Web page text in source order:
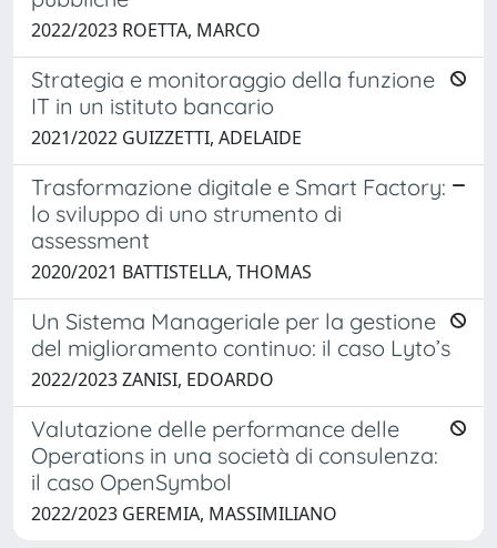
2022/2023 ROETTA, MARCO
Strategia e monitoraggio della funzione
IT in un istituto bancario
2021/2022 GUIZZETTI, ADELAIDE
Trasformazione digitale e Smart Factory:
lo sviluppo di uno strumento di
assessment
2020/2021 BATTISTELLA, THOMAS
Un Sistema Manageriale per la gestione
del miglioramento continuo: il caso Lyto’s
2022/2023 ZANISI, EDOARDO
Valutazione delle performance delle
Operations in una società di consulenza:
il caso OpenSymbol
2022/2023 GEREMIA, MASSIMILIANO